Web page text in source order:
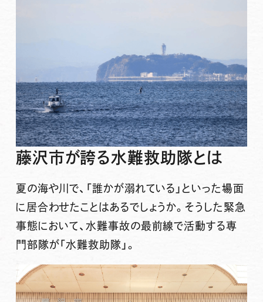
藤沢市が誇る水難救助隊とは
夏の海や川で、「誰かが溺れている」といった場面
に居合わせたことはあるでしょうか。そうした緊急
事態において、 水難事故の最前線で活動する専
門部隊が「水難救助隊」。